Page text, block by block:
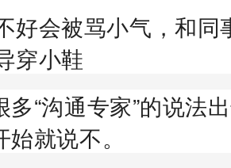
好会被骂小气，和同
穿小鞋
“沟通专家”的说法
就说不。